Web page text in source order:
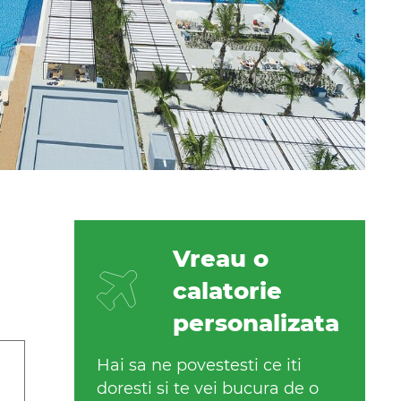
Vreau o
calatorie
personalizata
Hai sa ne povestesti ce iti
doresti si te vei bucura de o